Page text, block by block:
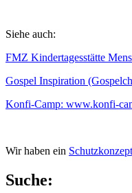
Siehe auch:
FMZ Kindertagesstätte
Gospel Inspiration
Konfi-Camp: www.konfi-
Wir haben ein
Suche: